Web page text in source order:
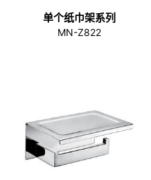
单个纸巾架系列
MN-Z822